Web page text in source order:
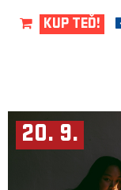
KUP TEĎ!
20. 9.